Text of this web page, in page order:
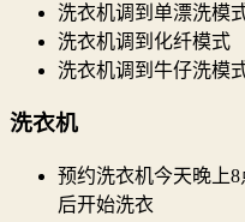
洗衣机调到单漂洗模
洗衣机调到化纤模式
洗衣机调到牛仔洗模
洗衣机
预约洗衣机今天晚上
后开始洗衣